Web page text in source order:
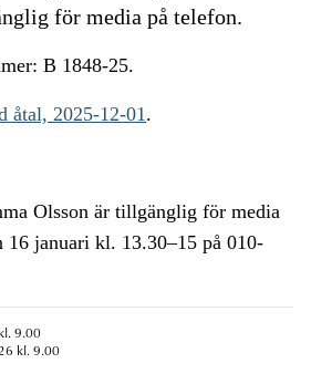
för media på telefon.
B 1848-25.
åtal, 2025-12-01.
Olsson är tillgänglig för media
16 januari kl. 13.30–15 på 010-
9.00
kl. 9.00